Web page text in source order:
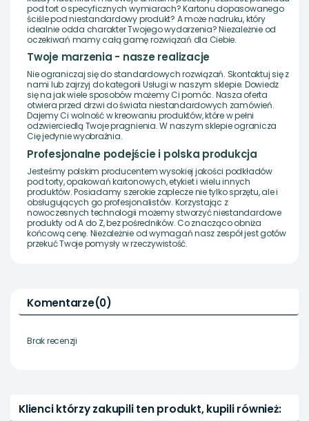
pod tort o specyficznych wymiarach? Kartonu dopasowanego
ściśle pod niestandardowy produkt? A może nadruku, który
idealnie odda charakter Twojego wydarzenia? Niezależnie od
oczekiwań mamy całą gamę rozwiązań dla Ciebie.
Twoje marzenia - nasze realizacje
Nie ograniczaj się do standardowych rozwiązań. Skontaktuj się z
nami lub zajrzyj do kategorii Usługi w naszym sklepie. Dowiedz
się na jak wiele sposobów możemy Ci pomóc. Nasza oferta
otwiera przed drzwi do świata niestandardowych zamówień.
Dajemy Ci wolność w kreowaniu produktów, które w pełni
odzwierciedlą Twoje pragnienia. W naszym sklepie ogranicza
Cię jedynie wyobraźnia.
Profesjonalne podejście i polska produkcja
Jesteśmy polskim producentem wysokiej jakości podkładów
pod torty, opakowań kartonowych, etykiet i wielu innych
produktów. Posiadamy szerokie zaplecze nie tylko sprzętu, ale i
obsługujących go profesjonalistów. Korzystając z
nowoczesnych technologii możemy stworzyć niestandardowe
produkty od A do Z, bez pośredników. Co znacząco obniża
końcową cenę. Niezależnie od wymagań nasz zespół jest gotów
przekuć Twoje pomysły w rzeczywistość.
Komentarze(0)
Brak recenzji
Klienci którzy zakupili ten produkt, kupili również: